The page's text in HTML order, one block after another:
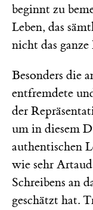
beginnt zu
Leben, das
nicht das ganze
Besonders die
entfremdete
der
um in diesem
authentischen
wie sehr
Schreibens an
geschätzt hat.